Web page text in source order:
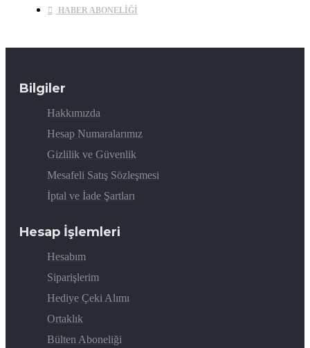
HABER ABONELIĞI
Bilgiler
Hakkımızda
Hesap Numaralarımız
Gizlilik ve Güvenlik
Mesafeli Satış Sözleşmesi
İptal ve İade Şartları
Hesap İşlemleri
Hesabım
Siparişlerim
Hediye Çeki Alımı
Ortaklık
Bülten Aboneliği